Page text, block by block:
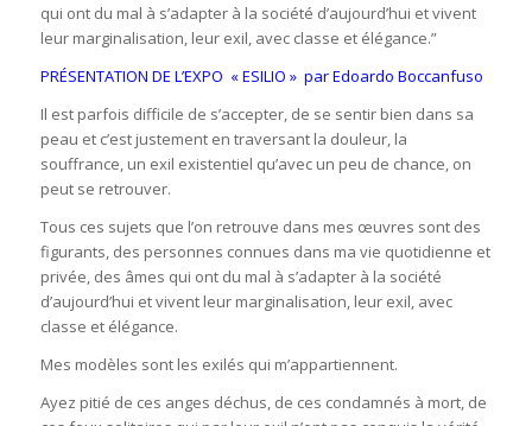
qui ont du mal à s’adapter à la société d’aujourd’hui et vivent
leur marginalisation, leur exil, avec classe et élégance.”
PRÉSENTATION DE L’EXPO « ESILIO » par Edoardo Boccanfuso
Il est parfois difficile de s’accepter, de se sentir bien dans sa
peau et c’est justement en traversant la douleur, la
souffrance, un exil existentiel qu’avec un peu de chance, on
peut se retrouver.
Tous ces sujets que l’on retrouve dans mes œuvres sont des
figurants, des personnes connues dans ma vie quotidienne et
privée, des âmes qui ont du mal à s’adapter à la société
d’aujourd’hui et vivent leur marginalisation, leur exil, avec
classe et élégance.
Mes modèles sont les exilés qui m’appartiennent.
Ayez pitié de ces anges déchus, de ces condamnés à mort, de